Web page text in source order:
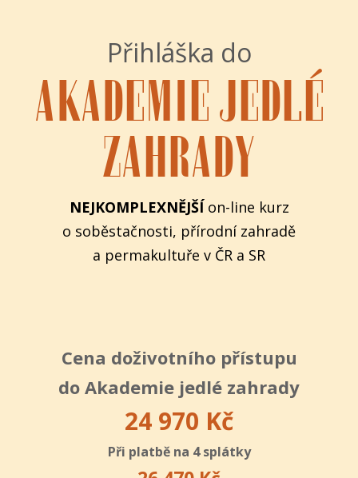
Přihláška do
AKADEMIE JEDLÉ
ZAHRADY
NEJKOMPLEXNĚJŠÍon-line kurz
o soběstačnosti, přírodní zahradě
a permakultuře v ČR a SR
Cena doživotního přístupu
do Akademie jedlé zahrady
24 970 Kč
Při platbě na 4 splátky